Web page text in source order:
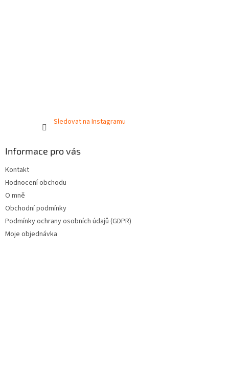
Sledovat na Instagramu
Informace pro vás
Kontakt
Hodnocení obchodu
O mně
Obchodní podmínky
Podmínky ochrany osobních údajů (GDPR)
Moje objednávka